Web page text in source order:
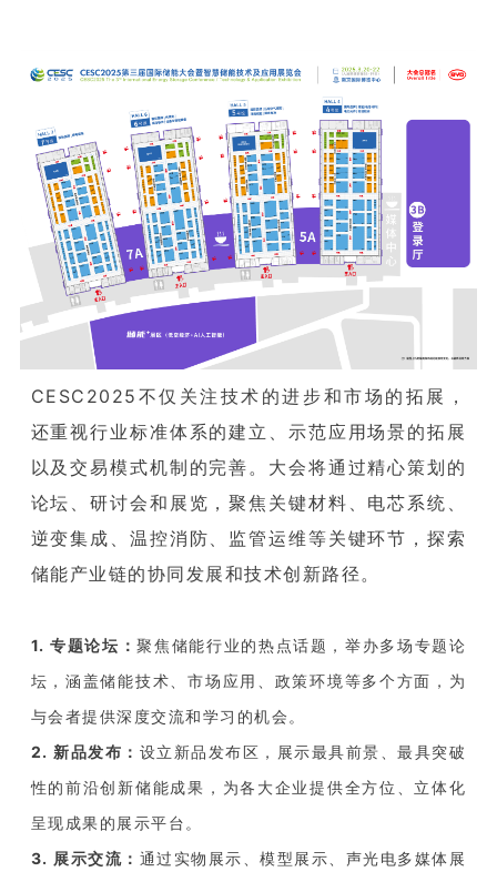
CESC2025不仅关注技术的进步和市场的拓展，
还重视行业标准体系的建立、示范应用场景的拓展
以及交易模式机制的完善。大会将通过精心策划的
论坛、研讨会和展览，聚焦关键材料、电芯系统、
逆变集成、温控消防、监管运维等关键环节，探索
储能产业链的协同发展和技术创新路径。
1. 专题论坛：聚焦储能行业的热点话题，举办多场专题论
坛，涵盖储能技术、市场应用、政策环境等多个方面，为
与会者提供深度交流和学习的机会。
2. 新品发布： 设立新品发布区，展示最具前景、最具突破
性的前沿创新储能成果，为各大企业提供全方位、立体化
呈现成果的展示平台。
3. 展示交流： 通过实物展示、模型展示、声光电多媒体展